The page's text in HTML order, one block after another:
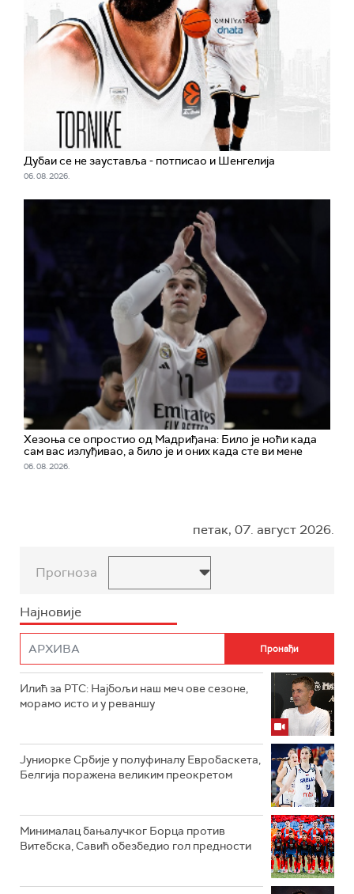
Дубаи се не зауставља - потписао и Шенгелија
06. 08. 2026.
Хезоња се опростио од Мадриђана: Било је ноћи када
сам вас излуђивао, а било је и оних када сте ви мене
06. 08. 2026.
петак, 07. август 2026.
Прогноза
Најновије
Илић за РТС: Најбољи наш меч ове сезоне,
морамо исто и у реваншу
Јуниорке Србије у полуфиналу Евробаскета,
Белгија поражена великим преокретом
Минималац бањалучког Борца против
Витебска, Савић обезбедио гол предности